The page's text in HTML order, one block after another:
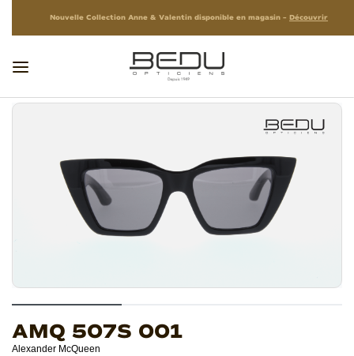
Nouvelle Collection Anne & Valentin disponible en magasin – Découvrir
AMQ 507S 001
Alexander McQueen